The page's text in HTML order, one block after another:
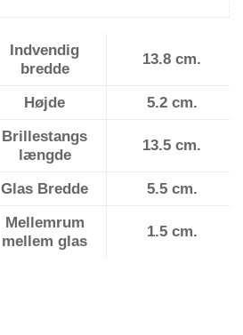
Indvendig
bredde
13.8 cm.
Højde
5.2 cm.
Brillestangs
længde
13.5 cm.
Glas Bredde
5.5 cm.
Mellemrum
mellem glas
1.5 cm.